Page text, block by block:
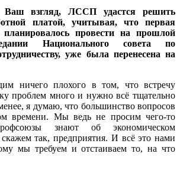
взгляд, ЛССП удастся решить
платой, учитывая, что первая
планировалось провести на прошлой
Национального совета по
уже была перенесена на
ничего плохого в том, что встречу
проблем много и нужно всё тщательно
я думаю, что большинство вопросов
времени. Мы ведь не просим чего-то
знают об экономическом
так, предприятия. И всё это нами
мы требуем и отстаиваем то, на что